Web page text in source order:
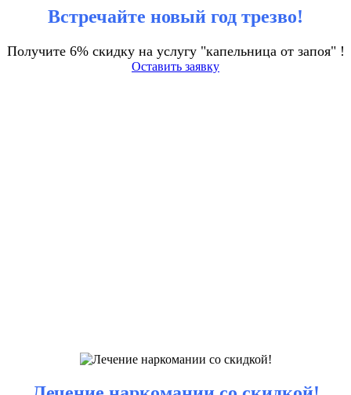
Встречайте новый год трезво!
Получите 6% скидку на услугу "капельница от запоя" !
Оставить заявку